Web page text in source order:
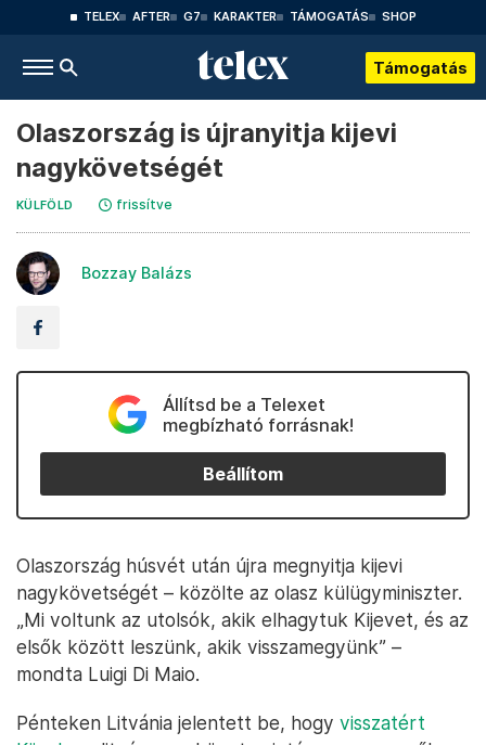
TELEX AFTER G7 KARAKTER TÁMOGATÁS SHOP
Támogatás
Olaszország is újranyitja kijevi
nagykövetségét
KÜLFÖLD frissítve
Bozzay Balázs
Állítsd be a Telexet
megbízható forrásnak!
Beállítom
Olaszország húsvét után újra megnyitja kijevi
nagykövetségét – közölte az olasz külügyminiszter.
„Mi voltunk az utolsók, akik elhagytuk Kijevet, és az
elsők között leszünk, akik visszamegyünk” –
mondta Luigi Di Maio.
Pénteken Litvánia jelentett be, hogy visszatért